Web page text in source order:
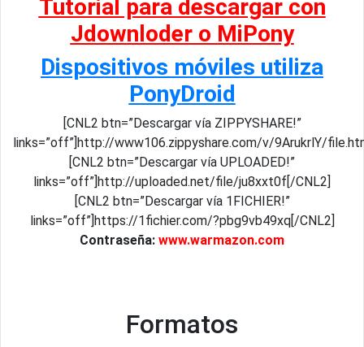
Tutorial para descargar con
Jdownloder o MiPony
Dispositivos móviles utiliza
PonyDroid
[CNL2 btn=”Descargar vía ZIPPYSHARE!”
links=”off”]http://www106.zippyshare.com/v/9ArukrlY/
[CNL2 btn=”Descargar vía UPLOADED!”
links=”off”]http://uploaded.net/file/ju8xxt0f[/CNL2]
[CNL2 btn=”Descargar vía 1FICHIER!”
links=”off”]https://1fichier.com/?pbg9vb49xq[/CNL2]
Contraseña: www.warmazon.com
Formatos